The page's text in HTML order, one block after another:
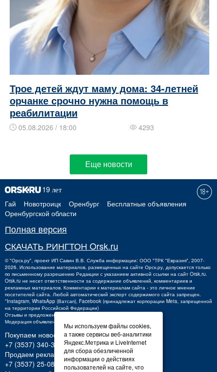
Трое детей ждут маму дома: 34-летней
орчанке срочно нужна помощь в
реабилитации
05.08.2026 / 18:00 4293
Еще новости
Гай Новотроицк Оренбург
Бесплатные объявления
Оренбургской области
Полная версия
СКАЧАТЬ РИНГТОН Orsk.ru
©"Орск.ру" , проект ИП Савин В.В. Служба информации: ООО "ТРК "Евразия", 2007-
2026. Использование материалов, размещенных на сайте Орск.ру, допускается только
по письменному разрешению Редакции с указанием активной ссылки на сайт Orsk.ru.
Orsk.ru не несет ответственности за содержание объявлений, комментариев и
рекламных материалов. Комментарии к материалам сайта - это личное мнение
посетителей сайта. Любой автоматический экспорт содержимого сайта запрещен.
*Instagram, WhatsApp (Ватсап), Facebook (принадлежат корпорации Meta, запрещенной
на территории Российской Федерации)
Отзывы и предложения о работе портала:
Модерация объявлений +7 (3537) 32-71-28
Покупаем новости:
+7 (3537) 340-300,340300@orsk.ru
Продаем рекламу:
+7 (3537) 25-08-07;250807@orsk.ru
Мы используем файлы cookies,
а также сервисы веб-аналитики
Яндекс.Метрика и LiveInternet
для сбора обезличенной
информации о действиях
пользователей на сайте, что